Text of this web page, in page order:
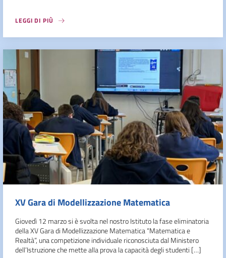
LEGGI DI PIÙ
XV Gara di Modellizzazione Matematica
Giovedì 12 marzo si è svolta nel nostro Istituto la fase eliminatoria
della XV Gara di Modellizzazione Matematica “Matematica e
Realtà”, una competizione individuale riconosciuta dal Ministero
dell’Istruzione che mette alla prova la capacità degli studenti […]